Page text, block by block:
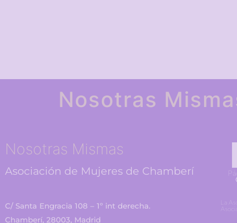
Nosotras
Nosotras Mismas
Asociación de Mujeres de Chamberí
C/ Santa Engracia 108 – 1º int derecha.
Chamberí, 28003, Madrid
La